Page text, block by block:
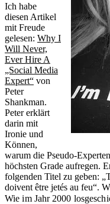
Ich habe
diesen Artikel
mit Freude
gelesen: Why I
Will Never,
Ever Hire A
„Social Media
Expert“ von
Peter
Shankman.
Peter erklärt
darin mit
Ironie und
Können,
warum die Pseudo-
höchsten Grade aufregen.
folgenden Titel zu geben:
doivent être jetés au feu“.
Wie im Jahr 2000